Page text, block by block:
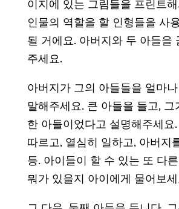
이지에 있는 그림들을 프린트
인물의 역할을 할 인형들을 사
될 거에요. 아버지와 두 아들을
주세요.
아버지가 그의 아들들을 얼마나
말해주세요. 큰 아들을 들고, 그
한 아들이었다고 설명해주세요
따르고, 열심히 일하고, 아버지
등. 아이들이 할 수 있는 또 다른
뭐가 있을지 아이에게 물어보